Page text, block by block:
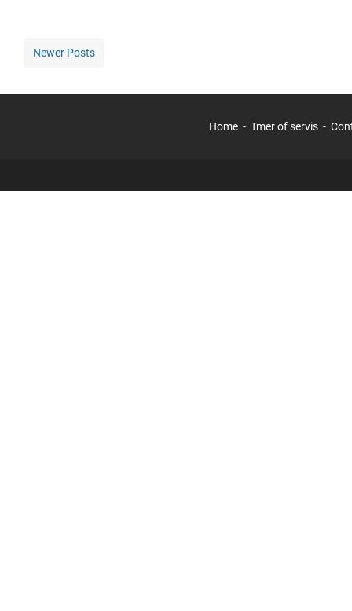
Newer Posts
Home Tmer of servis